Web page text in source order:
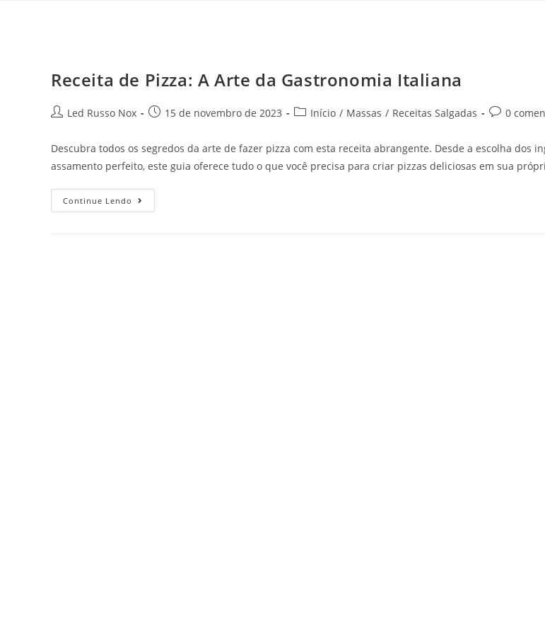
Receita de Pizza: A Arte da Gastronomia Italiana
Led Russo Nox 15 de novembro de 2023 Início / Massas / Receitas Salgadas 0
Descubra todos os segredos da arte de fazer pizza com esta receita abrangente. Desde a escolha dos
assamento perfeito, este guia oferece tudo o que você precisa para criar pizzas deliciosas em sua
Continue Lendo